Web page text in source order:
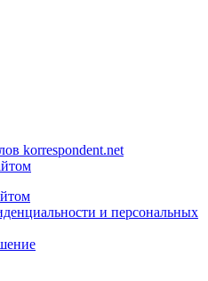
korrespondent.net
и персональных